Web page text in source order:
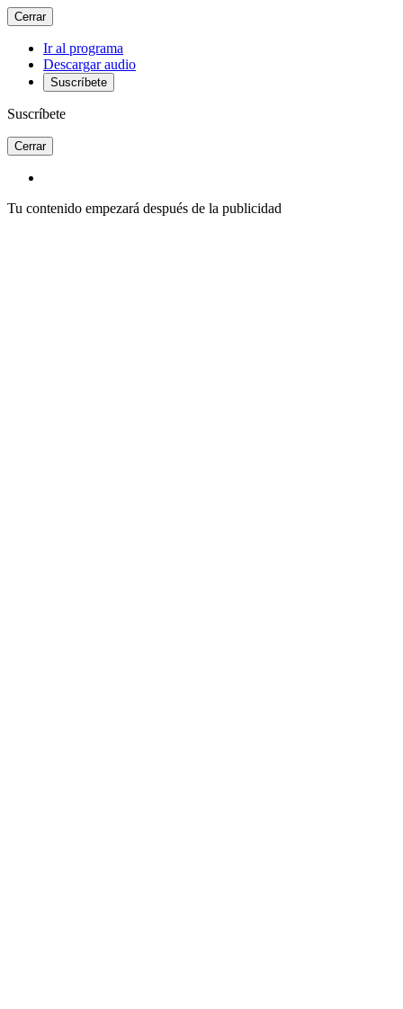
Cerrar
Ir al programa
Descargar audio
Suscríbete
Suscríbete
Cerrar
Tu contenido empezará después de la publicidad